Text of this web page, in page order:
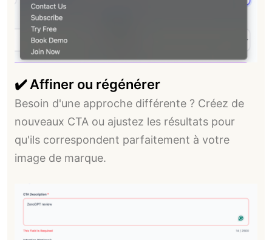
✔️ Affiner ou régénérer
Besoin d'une approche différente ? Créez de
nouveaux CTA ou ajustez les résultats pour
qu'ils correspondent parfaitement à votre
image de marque.